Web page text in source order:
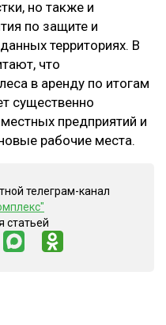
но также и
по защите и
территориях. В
что
в аренду по итогам
существенно
предприятий и
рабочие места.
телеграм-канал
статьей